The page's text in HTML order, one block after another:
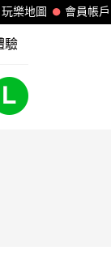
會員帳戶
玩樂地圖
驗